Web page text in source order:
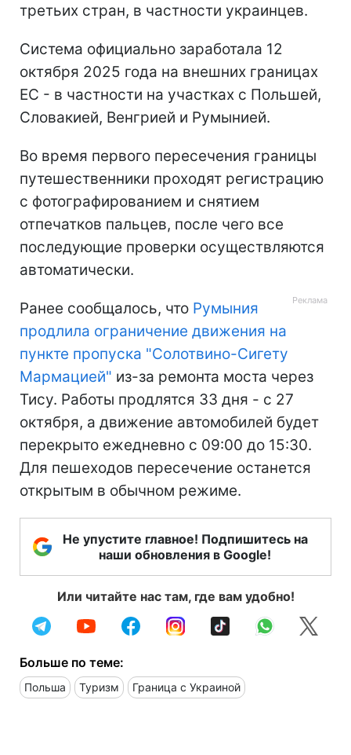
третьих стран, в частности украинцев.
Система официально заработала 12
октября 2025 года на внешних границах
ЕС - в частности на участках с Польшей,
Словакией, Венгрией и Румынией.
Во время первого пересечения границы
путешественники проходят регистрацию
с фотографированием и снятием
отпечатков пальцев, после чего все
последующие проверки осуществляются
автоматически.
Ранее сообщалось, что Румыния
продлила ограничение движения на
пункте пропуска "Солотвино-Сигету
Мармацией" из-за ремонта моста через
Тису. Работы продлятся 33 дня - с 27
октября, а движение автомобилей будет
перекрыто ежедневно с 09:00 до 15:30.
Для пешеходов пересечение останется
открытым в обычном режиме.
Не упустите главное! Подпишитесь на
наши обновления в Google!
Или читайте нас там, где вам удобно!
Больше по теме:
Польша Туризм Граница с Украиной